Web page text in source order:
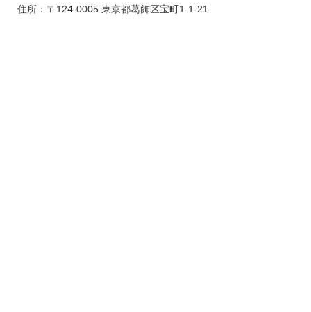
住所：〒124-0005 東京都葛飾区宝町1-1-21